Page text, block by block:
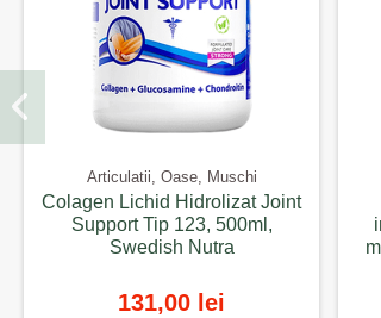
Articulatii, Oase, Muschi
Colagen Lichid Hidrolizat Joint
Support Tip 123, 500ml,
Swedish Nutra
131,00 lei